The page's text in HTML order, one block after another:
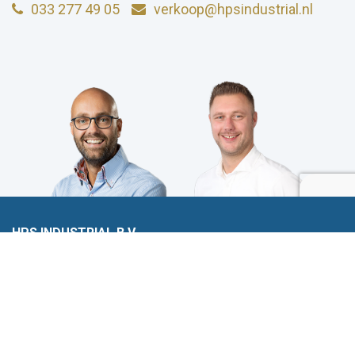
033 277 49 05 verkoop@hpsindustrial.nl
HPS INDUSTRIAL B.V.